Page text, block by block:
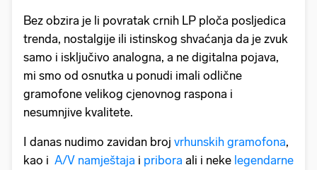
Bez obzira je li povratak crnih LP ploča posljedica
trenda, nostalgije ili istinskog shvaćanja da je zvuk
samo i isključivo analogna, a ne digitalna pojava,
mi smo od osnutka u ponudi imali odlične
gramofone velikog cjenovnog raspona i
nesumnjive kvalitete.
I danas nudimo zavidan broj vrhunskih gramofona,
kao i A/V namještaja i pribora ali i neke legendarne